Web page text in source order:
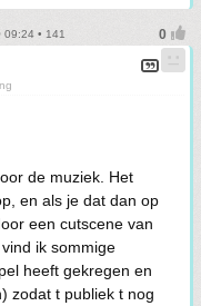
09:24 • 141
de muziek. Het
en als je dat dan op
een cutscene van
ik sommige
heeft gekregen en
zodat t publiek t nog